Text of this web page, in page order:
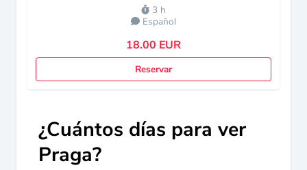
3 h
Español
18.00 EUR
Reservar
¿Cuántos días para ver
Praga?